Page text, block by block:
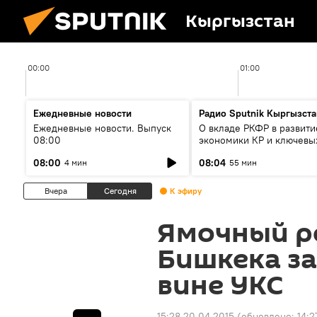
Кыргызстан
00:00 01:00
Ежедневные новости
Ежедневные новости. Выпуск
08:00
08:00 4 мин
Радио Sputnik
О вкладе РКФР в
экономики КР и
08:04 55 мин
Вчера Сегодня К эфиру
Ямочный
Бишкека
вине УКС